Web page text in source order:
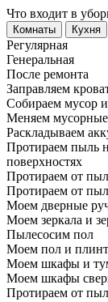
Что входит в
Регу­лярная
Гене­ральная
После ремонта
Заправляем
Собираем мусор
Меняем
Раскладываем
Протираем пыль
поверхностях
Протираем от
Протираем от
Моем дверные
Моем зеркала и
Пылесосим пол
Моем пол и
Моем шкафы и
Моем шкафы
Протираем от